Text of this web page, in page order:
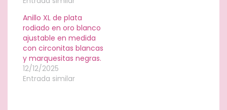
Anillo XL de plata
rodiado en oro blanco
ajustable en medida
con circonitas blancas
y marquesitas negras.
12/12/2025
Entrada similar